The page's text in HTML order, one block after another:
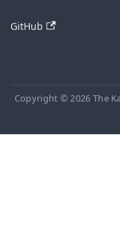
GitHub
Copyright © 2026 The